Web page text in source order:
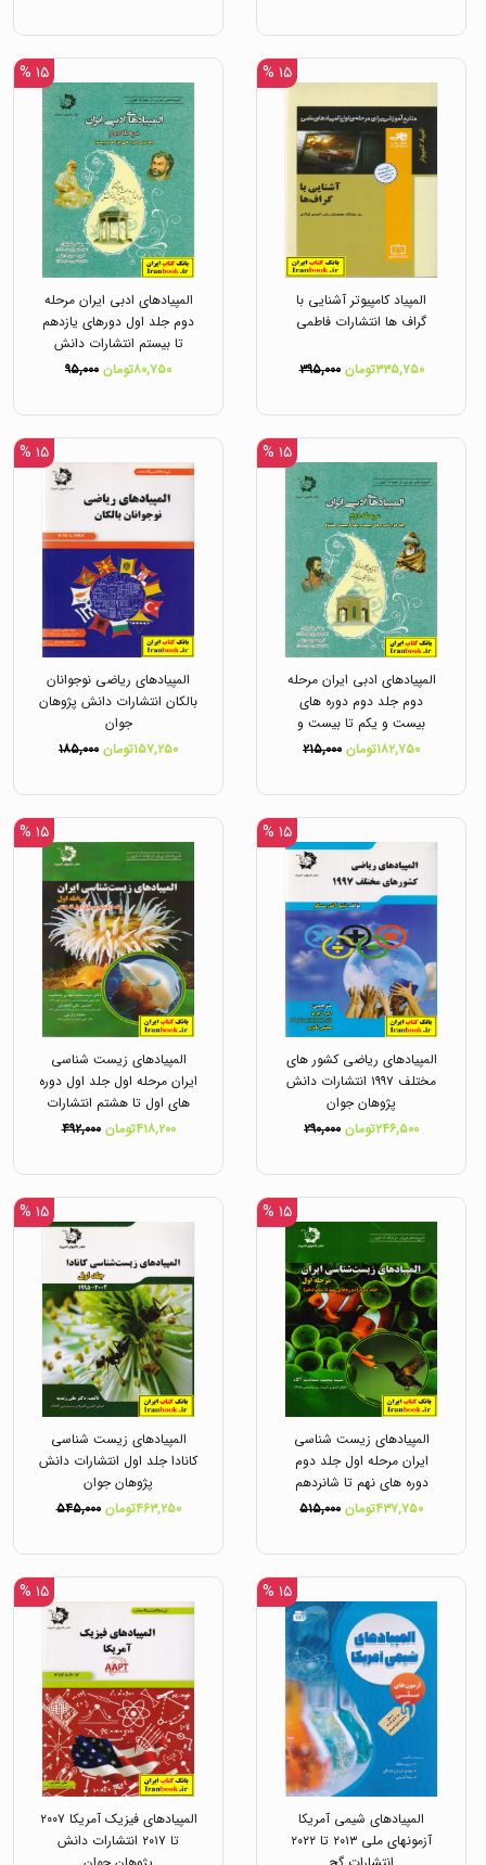
۱۵ %
المپیاد کامپیوتر آشنایی با
گراف ها انتشارات فاطمی
۳۳۵,۷۵۰تومان ۳۹۵,۰۰۰
۱۵ %
المپیادهای ادبی ایران مرحله
دوم جلد اول دورهای یازدهم
تا بیستم انتشارات دانش
پژوهان جوان۸۰,۷۵۰تومان ۹۵,۰۰۰
۱۵ %
المپیادهای ادبی ایران مرحله
دوم جلد دوم دوره های
بیست و یکم تا بیست و
هشتم انتشارات دانش پژوهان
۱۸۲,۷۵۰تومان ۲۱۵,۰۰۰
۱۵ %
المپیادهای ریاضی نوجوانان
بالکان انتشارات دانش پژوهان
جوان
۱۵۷,۲۵۰تومان
۱۸۵,۰۰۰
۱۵ %
المپیادهای ریاضی کشور های
مختلف ۱۹۹۷ انتشارات دانش
پژوهان جوان
۲۴۶,۵۰۰تومان
۲۹۰,۰۰۰
۱۵ %
المپیادهای زیست شناسی
ایران مرحله اول جلد اول دوره
های اول تا هشتم انتشارات
دانش پژوهان جوان
۴۱۸,۲۰۰تومان ۴۹۲,۰۰۰
۱۵ %
المپیادهای زیست شناسی
ایران مرحله اول جلد دوم
دوره های نهم تا شانردهم
انتشارات دانش پژوهان جوان
۴۳۷,۷۵۰تومان ۵۱۵,۰۰۰
۱۵ %
المپیادهای زیست شناسی
کانادا جلد اول انتشارات دانش
پژوهان جوان
۴۶۳,۲۵۰تومان
۵۴۵,۰۰۰
۱۵ %
المپیادهای شیمی آمریکا
آزمونهای ملی ۲۰۱۳ تا ۲۰۲۲
۱۵ %
المپیادهای فیزیک آمریکا ۲۰۰۷
تا ۲۰۱۷ انتشارات دانش